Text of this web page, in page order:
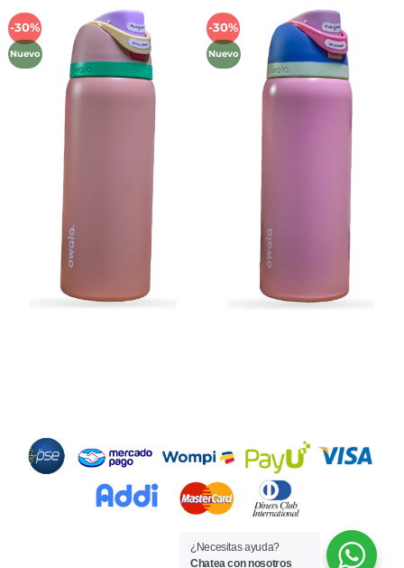
-30%
Nuevo
Añadir
lista de
deseos
-30%
Nuevo
Añadir
lista de
deseos
¿Necesitas ayuda?
Chatea con nosotros